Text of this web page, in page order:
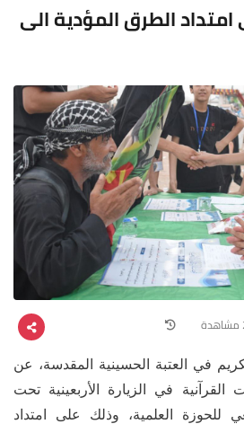
امتداد الطرق المؤدية الى
في العتبة الحسينية المقدسة، عن
في الزيارة الأربعينية تحت
للحوزة العلمية، وذلك على امتداد